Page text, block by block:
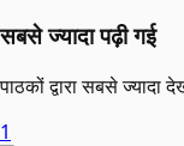
सबसे ज्यादा पढ़ी गई
पाठकों द्वारा सबसे ज्यादा
1